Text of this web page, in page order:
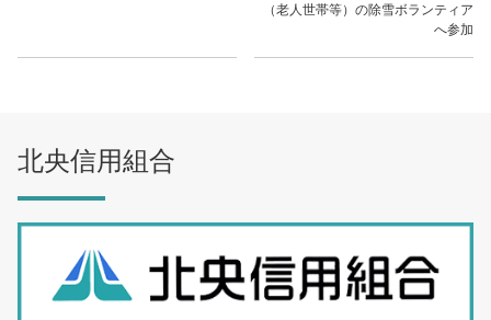
（老人世帯等）の除雪ボランティア
へ参加
北央信用組合